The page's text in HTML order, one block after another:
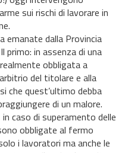
sui rischi di lavorare in
emanate dalla Provincia
primo: in assenza di una
obbligata a
del titolare e alla
che quest’ultimo debba
di un malore.
in caso di superamento delle
obbligate al fermo
i lavoratori ma anche le